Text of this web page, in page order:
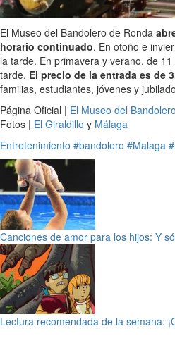
El Museo del Bandolero de Ronda
horario continuado. En otoño e
la tarde. En primavera y verano, de
tarde. El precio de la entrada es de
familias, estudiantes, jóvenes y
Página Oficial | El Museo del Bandolero
Fotos | El Giraldillo y Málaga
Entretenimiento #bandolero #Malaga
Canciones de amor para los hijos: Y
Lectura recomendada de la semana: